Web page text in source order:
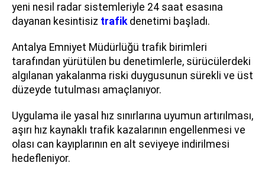
yeni nesil radar sistemleriyle 24 saat esasına
dayanan kesintisiz trafik denetimi başladı.
Antalya Emniyet Müdürlüğü trafik birimleri
tarafından yürütülen bu denetimlerle, sürücülerdeki
algılanan yakalanma riski duygusunun sürekli ve üst
düzeyde tutulması amaçlanıyor.
Uygulama ile yasal hız sınırlarına uyumun artırılması,
aşırı hız kaynaklı trafik kazalarının engellenmesi ve
olası can kayıplarının en alt seviyeye indirilmesi
hedefleniyor.